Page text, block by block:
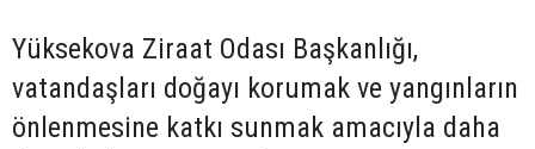
Yüksekova Ziraat Odası Başkanlığı,
vatandaşları doğayı korumak ve yangınların
önlenmesine katkı sunmak amacıyla daha